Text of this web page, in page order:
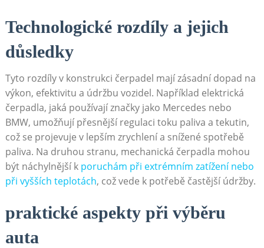
Technologické rozdíly a ⁣jejich
důsledky
Tyto rozdíly v konstrukci čerpadel mají‌ zásadní dopad na
⁤výkon, efektivitu a údržbu⁣ vozidel.‍ Například elektrická
čerpadla, jaká⁢ používají značky⁢ jako⁢ Mercedes⁤ nebo
BMW,⁢ umožňují přesnější⁢ regulaci toku paliva a tekutin,
což se ⁢projevuje ‍v⁢ lepším zrychlení a snížené‌ spotřebě⁣
paliva. Na⁣ druhou stranu,⁢ mechanická‍ čerpadla ⁣mohou
‌být náchylnější​ k poruchám při extrémním zatížení nebo
při⁣ vyšších teplotách, což vede ‍k potřebě častější údržby.
praktické aspekty při výběru
‌auta